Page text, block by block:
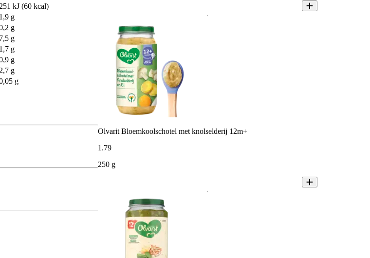
251 kJ (60 kcal)
1,9 g
g
7,5 g
1,7 g
g
2,7 g
g
Olvarit Bloemkoolschotel met knolselderij 12m+
1 .79
250 g